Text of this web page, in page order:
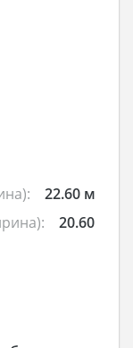
22.60 м
20.60